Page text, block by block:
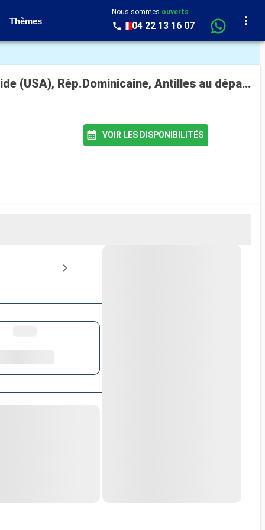
Thèmes
Nous sommes ouverts
04 22 13 16 07
Croisière Costa Fascinosa : Italie, France, Espagne, Gibraltar, Açores, Canada, États-Unis, Floride (USA), Rép.Dominicaine, Antilles au départ de Savone
VOIR LES DISPONIBILITÉS